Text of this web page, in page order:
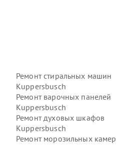
Ремонт стиральных машин
Kuppersbusch
Ремонт варочных панелей
Kuppersbusch
Ремонт духовых шкафов
Kuppersbusch
Ремонт морозильных камер